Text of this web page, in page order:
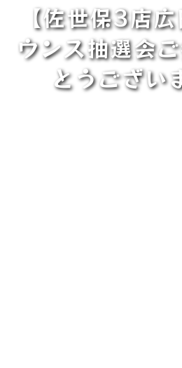
【佐世保3店
ウンス抽選会
とうござい